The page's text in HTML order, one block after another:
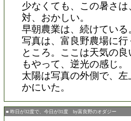
少なくても、この暑さ
対、おかしい。
早朝農業は、続けている
写真は、富良野農場に
ところ。ここは天気の
もやって、逆光の感じ。
太陽は写真の外側で、
かにいた。
■ 昨日が32度で、今日が31度 by富良野のオダジー